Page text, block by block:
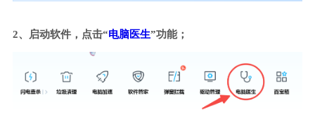
2、启动软件，点击“电脑医生”功能；